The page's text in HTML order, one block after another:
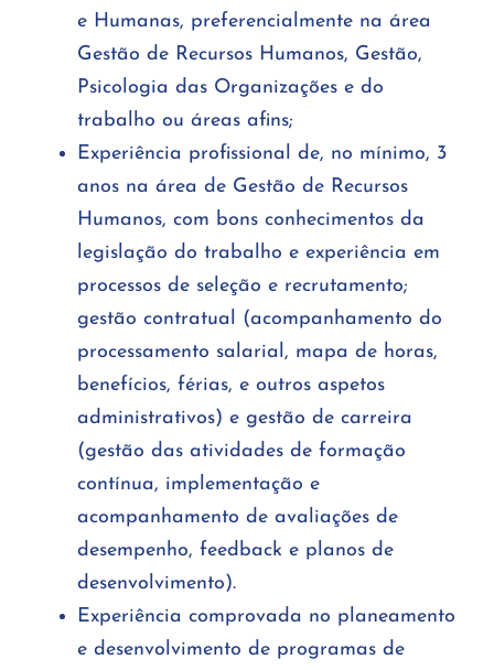
e Humanas, preferencialmente na área
Gestão de Recursos Humanos, Gestão,
Psicologia das Organizações e do
trabalho ou áreas afins;
Experiência profissional de, no mínimo, 3
anos na área de Gestão de Recursos
Humanos, com bons conhecimentos da
legislação do trabalho e experiência em
processos de seleção e recrutamento;
gestão contratual (acompanhamento do
processamento salarial, mapa de horas,
benefícios, férias, e outros aspetos
administrativos) e gestão de carreira
(gestão das atividades de formação
contínua, implementação e
acompanhamento de avaliações de
desempenho, feedback e planos de
desenvolvimento).
Experiência comprovada no planeamento
e desenvolvimento de programas de